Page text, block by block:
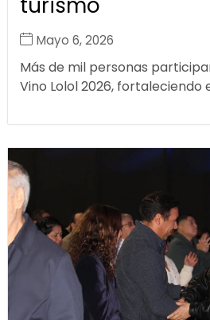
Mayo 6, 2026
Más de mil personas
Vino Lolol 2026, fortaleciendo